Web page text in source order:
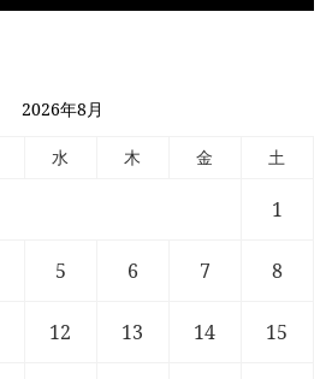
2026年8月
水 木 金 土
1
5 6 7 8
12 13 14 15